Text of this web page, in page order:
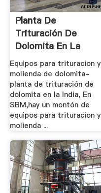
Planta De
Trituración De
Dolomita En La
India - .
Equipos para trituracion y
molienda de dolomita-
planta de trituración de
dolomita en la India, En
SBM,hay un montón de
equipos para trituracion y
molienda ...